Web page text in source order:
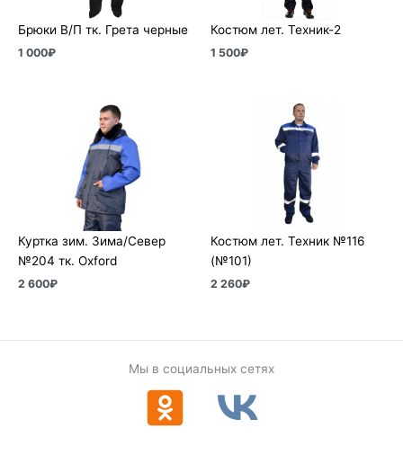
Брюки В/П тк. Грета черные
1 000₽
Костюм лет. Техник-2
1 500₽
Куртка зим. Зима/Север
№204 тк. Oxford
2 600₽
Костюм лет. Техник №116
(№101)
2 260₽
Мы в социальных сетях